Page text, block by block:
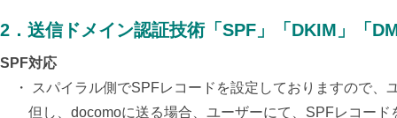
2 ． 送信ドメイン認証技術「SPF」「DKIM」「
SPF対応
・ スパイラル側でSPFレコードを設定しておりますので、
但し、docomoに送る場合、ユーザーにて、SPFレコード